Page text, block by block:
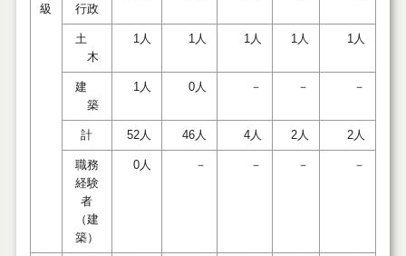
級
行政
土
木
1人 1人 1人 1人 1人
建
築
1人 0人 － － －
計 52人 46人 4人 2人 2人
職務
経験
者
（建
築）
0人 － － － －